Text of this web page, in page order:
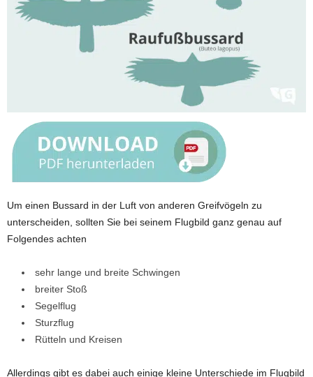
Um einen Bussard in der Luft von anderen Greifvögeln zu
unterscheiden, sollten Sie bei seinem Flugbild ganz genau auf
Folgendes achten
sehr lange und breite Schwingen
breiter Stoß
Segelflug
Sturzflug
Rütteln und Kreisen
Allerdings gibt es dabei auch einige kleine Unterschiede im Flugbild